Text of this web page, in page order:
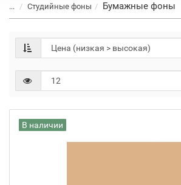
... Студийные фоны Бумажные фоны
В наличии